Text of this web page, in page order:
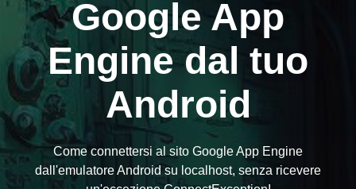
Google App
Engine dal tuo
Android
Come connettersi al sito Google App Engine
dall'emulatore Android su localhost, senza ricevere